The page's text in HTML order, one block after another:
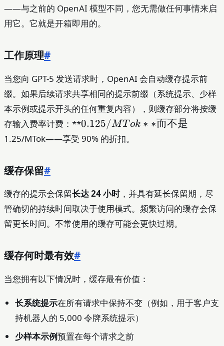
——与之前的 OpenAI 模型不同，您无需做任何事情来启
用它。它就是开箱即用的。
工作原理#
当您向 GPT-5 发送请求时，OpenAI 会自动缓存提示前
缀。如果后续请求共享相同的提示前缀（系统提示、少样
本示例或提示开头的任何重复内容），则缓存部分将按缓
存输入费率计费：**0.125/MTok**
而不是
0.125/MT ok ∗ ∗而不是
1.25/MTok——享受 90% 的折扣。
缓存保留#
缓存的提示会保留长达 24 小时，并具有延长保留期，尽
管确切的持续时间取决于使用模式。频繁访问的缓存会保
留更长时间。不常使用的缓存可能会更快过期。
缓存何时最有效#
当您拥有以下情况时，缓存最有价值：
长系统提示在所有请求中保持不变（例如，用于客户支
持机器人的 5,000 令牌系统提示）
少样本示例预置在每个请求之前